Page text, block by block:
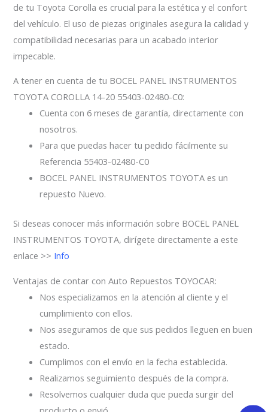
de tu Toyota Corolla es crucial para la estética y el confort
del vehículo. El uso de piezas originales asegura la calidad y
compatibilidad necesarias para un acabado interior
impecable.
A tener en cuenta de tu BOCEL PANEL INSTRUMENTOS
TOYOTA COROLLA 14-20 55403-02480-C0:
Cuenta con 6 meses de garantía, directamente con
nosotros.
Para que puedas hacer tu pedido fácilmente su
Referencia 55403-02480-C0
BOCEL PANEL INSTRUMENTOS TOYOTA es un
repuesto Nuevo.
Si deseas conocer más información sobre BOCEL PANEL
INSTRUMENTOS TOYOTA, dirígete directamente a este
enlace >> Info
Ventajas de contar con Auto Repuestos TOYOCAR:
Nos especializamos en la atención al cliente y el
cumplimiento con ellos.
Nos aseguramos de que sus pedidos lleguen en buen
estado.
Cumplimos con el envío en la fecha establecida.
Realizamos seguimiento después de la compra.
Resolvemos cualquier duda que pueda surgir del